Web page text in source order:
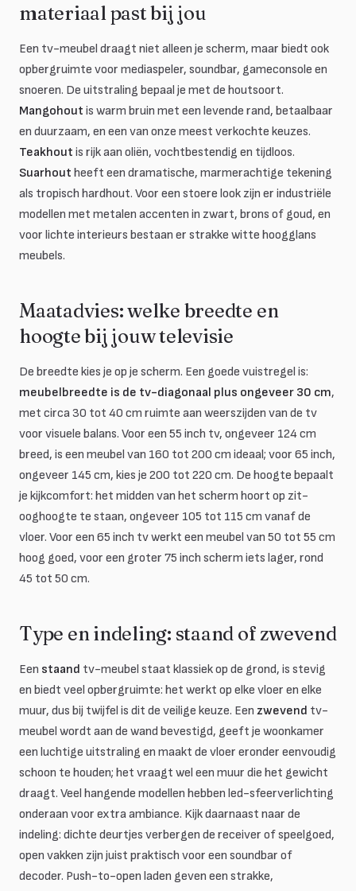
materiaal past bij jou
Een tv-meubel draagt niet alleen je scherm, maar biedt ook
opbergruimte voor mediaspeler, soundbar, gameconsole en
snoeren. De uitstraling bepaal je met de houtsoort.
Mangohout is warm bruin met een levende rand, betaalbaar
en duurzaam, en een van onze meest verkochte keuzes.
Teakhout is rijk aan oliën, vochtbestendig en tijdloos.
Suarhout heeft een dramatische, marmerachtige tekening
als tropisch hardhout. Voor een stoere look zijn er industriële
modellen met metalen accenten in zwart, brons of goud, en
voor lichte interieurs bestaan er strakke witte hoogglans
meubels.
Maatadvies: welke breedte en
hoogte bij jouw televisie
De breedte kies je op je scherm. Een goede vuistregel is:
meubelbreedte is de tv-diagonaal plus ongeveer 30 cm,
met circa 30 tot 40 cm ruimte aan weerszijden van de tv
voor visuele balans. Voor een 55 inch tv, ongeveer 124 cm
breed, is een meubel van 160 tot 200 cm ideaal; voor 65 inch,
ongeveer 145 cm, kies je 200 tot 220 cm. De hoogte bepaalt
je kijkcomfort: het midden van het scherm hoort op zit-
ooghoogte te staan, ongeveer 105 tot 115 cm vanaf de
vloer. Voor een 65 inch tv werkt een meubel van 50 tot 55 cm
hoog goed, voor een groter 75 inch scherm iets lager, rond
45 tot 50 cm.
Type en indeling: staand of zwevend
Een staand tv-meubel staat klassiek op de grond, is stevig
en biedt veel opbergruimte: het werkt op elke vloer en elke
muur, dus bij twijfel is dit de veilige keuze. Een zwevend tv-
meubel wordt aan de wand bevestigd, geeft je woonkamer
een luchtige uitstraling en maakt de vloer eronder eenvoudig
schoon te houden; het vraagt wel een muur die het gewicht
draagt. Veel hangende modellen hebben led-sfeerverlichting
onderaan voor extra ambiance. Kijk daarnaast naar de
indeling: dichte deurtjes verbergen de receiver of speelgoed,
open vakken zijn juist praktisch voor een soundbar of
decoder. Push-to-open laden geven een strakke,